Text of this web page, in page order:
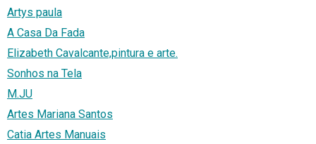
Artys paula
A Casa Da Fada
Elizabeth Cavalcante,pintura e arte.
Sonhos na Tela
M.JU
Artes Mariana Santos
Catia Artes Manuais